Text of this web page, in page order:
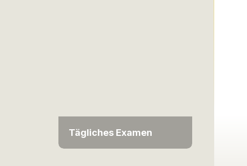
Tägliches Examen